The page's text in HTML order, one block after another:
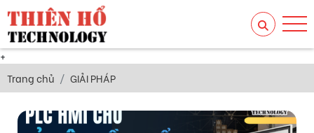
+
Trang chủ
GIẢI PHÁP